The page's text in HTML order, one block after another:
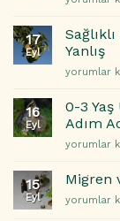
için
ile
Başa
Yolları
Sıvı
Tüketimi
ve
Süt
Artırmanın
Yolları
17
Eyl
Yanlış
Sağlıklı
Hakkında
Doğru
Bilinen
5
için
yorumlar
16
Eyl
0-3 Yaş
Adım
0-
Yaş
Uyku
Düzeni:
yorumlar
15
Eyl
Migren
Migren
yorumlar